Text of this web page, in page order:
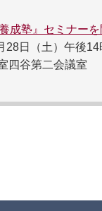
成塾』セミナー
28日（土）午後
四谷第二会議室